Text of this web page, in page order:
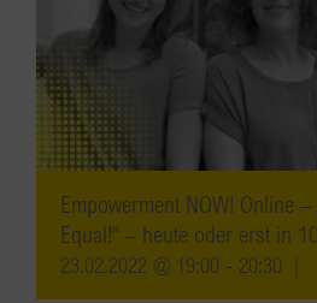
Empowerment NOW! Online
Equal!“ – heute oder erst in
23.02.2022 @ 19:00 - 20:30